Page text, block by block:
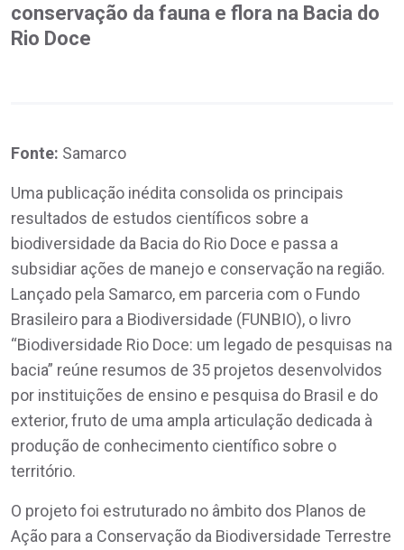
conservação da fauna e flora na Bacia do
Rio Doce
Fonte: Samarco
Uma publicação inédita consolida os principais
resultados de estudos científicos sobre a
biodiversidade da Bacia do Rio Doce e passa a
subsidiar ações de manejo e conservação na região.
Lançado pela Samarco, em parceria com o Fundo
Brasileiro para a Biodiversidade (FUNBIO), o livro
“Biodiversidade Rio Doce: um legado de pesquisas na
bacia” reúne resumos de 35 projetos desenvolvidos
por instituições de ensino e pesquisa do Brasil e do
exterior, fruto de uma ampla articulação dedicada à
produção de conhecimento científico sobre o
território.
O projeto foi estruturado no âmbito dos Planos de
Ação para a Conservação da Biodiversidade Terrestre